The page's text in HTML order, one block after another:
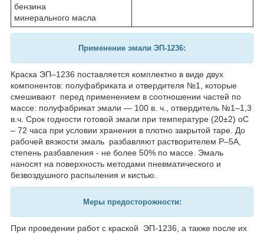
бензина
минерального масла
Применение эмали ЭП-1236:
Краска ЭП–1236 поставляется комплектно в виде двух
компонентов: полуфабриката и отвердителя №1, которые
смешивают перед применением в соотношении частей по
массе: полуфабрикат эмали — 100 в. ч., отвердитель №1–1,3
в.ч. Срок годности готовой эмали при температуре (20±2) оС
– 72 часа при условии хранения в плотно закрытой таре. До
рабочей вязкости эмаль разбавляют растворителем Р–5А,
степень разбавления - не более 50% по массе. Эмаль
наносят на поверхность методами пневматического и
безвоздушного распыления и кистью.
Меры предосторожности:
При проведении работ с краской ЭП-1236, а также после их